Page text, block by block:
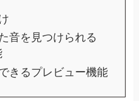
音を見つけられる
きるプレビュー機能